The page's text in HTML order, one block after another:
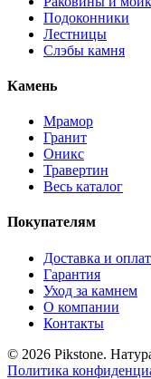
Подоконники
Лестницы
Слэбы камня
Камень
Мрамор
Гранит
Оникс
Травертин
Весь каталог
Покупателям
Доставка и
Гарантия
Уход за камнем
О компании
Контакты
© 2026 Pikstone.
Политика